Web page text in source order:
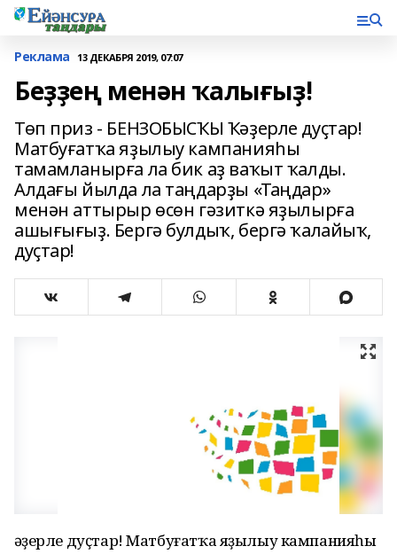
Реклама 13 ДЕКАБРЯ 2019, 07:07
Беҙҙең менән ҡалығыҙ!
Төп приз - БЕНЗОБЫСҠЫ Ҡәҙерле дуҫтар!
Матбуғатҡа яҙылыу кампанияһы
тамамланырға ла бик аҙ ваҡыт ҡалды.
Алдағы йылда ла таңдарҙы «Таңдар»
менән аттырыр өсөн гәзиткә яҙылырға
ашығығыҙ. Бергә булдыҡ, бергә ҡалайыҡ,
дуҫтар!
Ҡәҙерле дуҫтар! Матбуғатҡа яҙылыу кампанияһы